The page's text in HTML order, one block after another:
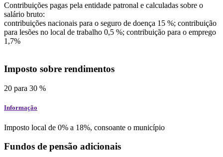
Contribuições pagas pela entidade patronal e calculadas sobre o
salário bruto:
contribuições nacionais para o seguro de doença 15 %; contribuição
para lesões no local de trabalho 0,5 %; contribuição para o emprego
1,7%
Imposto sobre rendimentos
20 para 30 %
Informação
Imposto local de 0% a 18%, consoante o município
Fundos de pensão adicionais